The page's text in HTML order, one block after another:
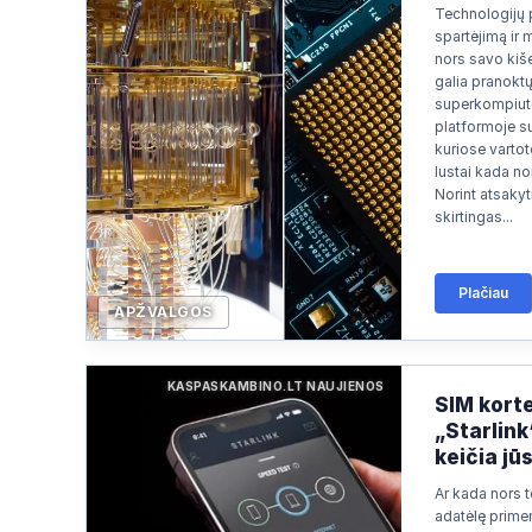
Paieška 2026/07/05 21:02
APŽVALGOS
Technologijų
spartėjimą ir
nors savo
galia
platformoje
kuriose
lustai kada
Norint
skirtingas...
Plačiau
KASPASKAMBINO.LT NAUJIENOS
SIM
keičia
Ar kada nors
adatėlę